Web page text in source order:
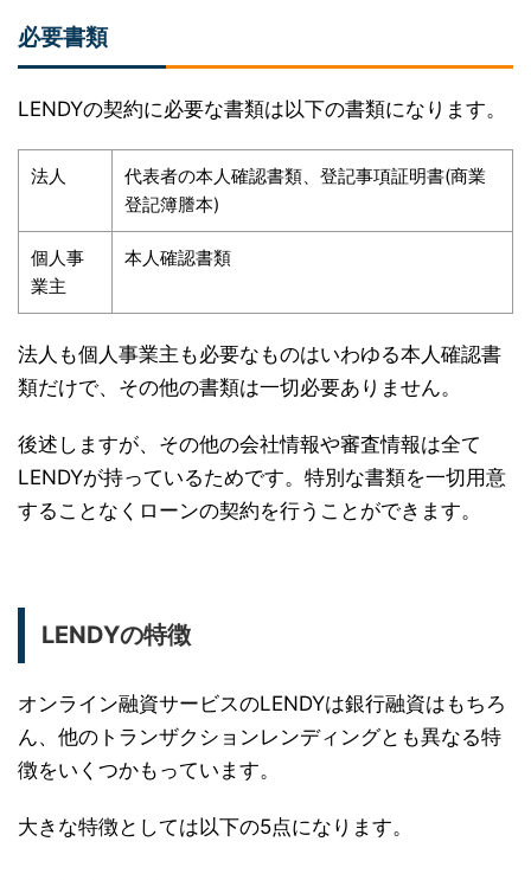
必要書類
LENDYの契約に必要な書類は以下の書類になります。
法人
代表者の本人確認書類、登記事項証明書(商業
登記簿謄本)
個人事
業主
本人確認書類
法人も個人事業主も必要なものはいわゆる本人確認書
類だけで、その他の書類は一切必要ありません。
後述しますが、その他の会社情報や審査情報は全て
LENDYが持っているためです。特別な書類を一切用意
することなくローンの契約を行うことができます。
LENDYの特徴
オンライン融資サービスのLENDYは銀行融資はもちろ
ん、他のトランザクションレンディングとも異なる特
徴をいくつかもっています。
大きな特徴としては以下の5点になります。